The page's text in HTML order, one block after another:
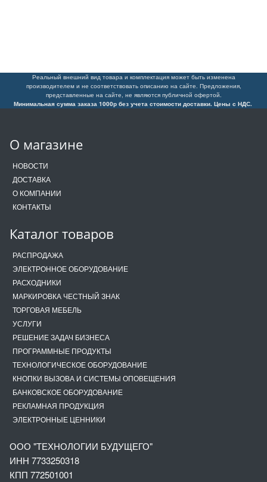
Реальный внешний вид товара и комплектация может быть изменена
производителем и не соответствовать описанию на сайте. Предложения,
представленные на сайте, не являются публичной офертой.
Минимальная сумма заказа 1000р без учета стоимости доставки. Цены с НДС.
О магазине
НОВОСТИ
ДОСТАВКА
О КОМПАНИИ
КОНТАКТЫ
Каталог товаров
РАСПРОДАЖА
ЭЛЕКТРОННОЕ ОБОРУДОВАНИЕ
РАСХОДНИКИ
МАРКИРОВКА ЧЕСТНЫЙ ЗНАК
ТОРГОВАЯ МЕБЕЛЬ
УСЛУГИ
РЕШЕНИЕ ЗАДАЧ БИЗНЕСА
ПРОГРАММНЫЕ ПРОДУКТЫ
ТЕХНОЛОГИЧЕСКОЕ ОБОРУДОВАНИЕ
КНОПКИ ВЫЗОВА И СИСТЕМЫ ОПОВЕЩЕНИЯ
БАНКОВСКОЕ ОБОРУДОВАНИЕ
РЕКЛАМНАЯ ПРОДУКЦИЯ
ЭЛЕКТРОННЫЕ ЦЕННИКИ
ООО "ТЕХНОЛОГИИ БУДУЩЕГО"
ИНН 7733250318
КПП 772501001